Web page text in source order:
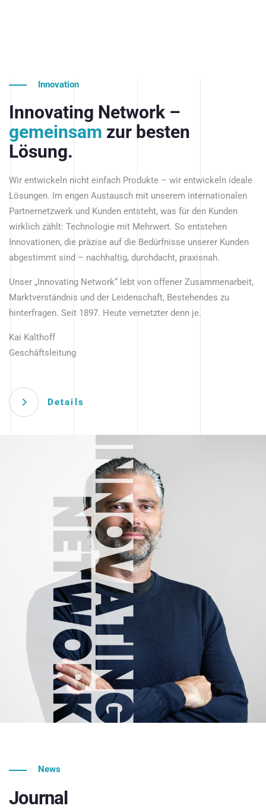
Innovation
Innovating Network –
gemeinsam zur besten
Lösung.
Wir entwickeln nicht einfach Produkte – wir entwickeln ideale
Lösungen. Im engen Austausch mit unserem internationalen
Partnernetzwerk und Kunden entsteht, was für den Kunden
wirklich zählt: Technologie mit Mehrwert. So entstehen
Innovationen, die präzise auf die Bedürfnisse unserer Kunden
abgestimmt sind – nachhaltig, durchdacht, praxisnah.
Unser „Innovating Network“ lebt von offener Zusammenarbeit,
Marktverständnis und der Leidenschaft, Bestehendes zu
hinterfragen. Seit 1897. Heute vernetzter denn je.
Kai Kalthoff
Geschäftsleitung
Details
News
Journal